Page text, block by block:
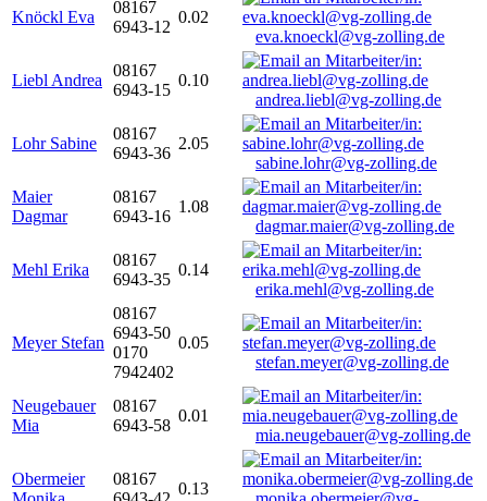
Knöckl Eva
08167
6943-12
0.02
eva.knoeckl@vg-zolling.de
Liebl Andrea
08167
6943-15
0.10
andrea.liebl@vg-zolling.de
Lohr Sabine
08167
6943-36
2.05
sabine.lohr@vg-zolling.de
Maier
Dagmar
08167
6943-16
1.08
dagmar.maier@vg-zolling.de
Mehl Erika
08167
6943-35
0.14
erika.mehl@vg-zolling.de
Meyer Stefan
08167
6943-50
0170
7942402
0.05
stefan.meyer@vg-zolling.de
Neugebauer
Mia
08167
6943-58
0.01
mia.neugebauer@vg-zolling.de
Obermeier
08167
0.13